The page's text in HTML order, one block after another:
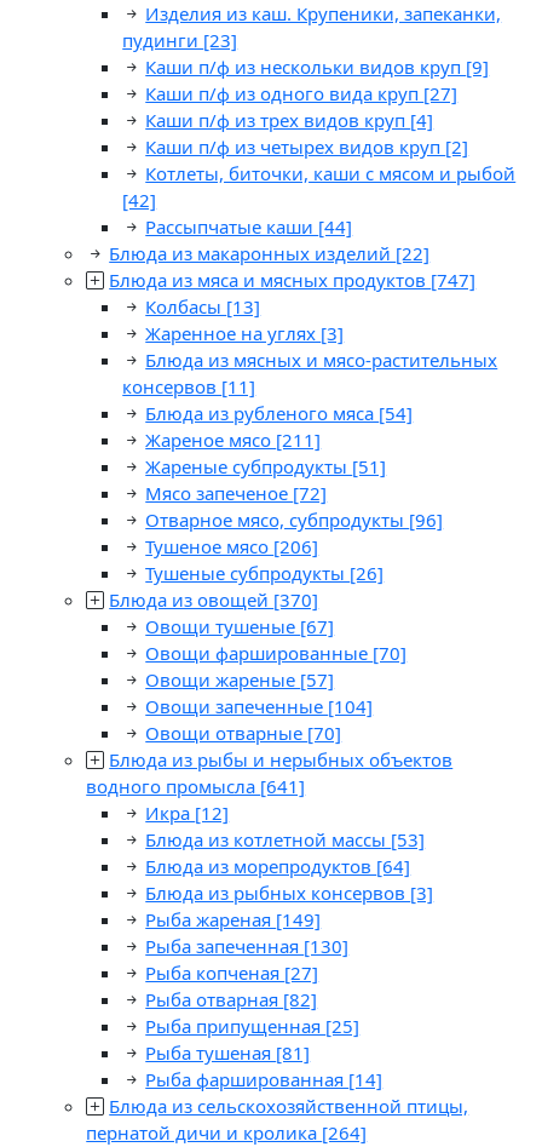
Изделия из каш. Крупеники, запеканки,
пудинги [23]
Каши п/ф из нескольки видов круп [9]
Каши п/ф из одного вида круп [27]
Каши п/ф из трех видов круп [4]
Каши п/ф из четырех видов круп [2]
Котлеты, биточки, каши с мясом и рыбой
[42]
Рассыпчатые каши [44]
Блюда из макаронных изделий [22]
Блюда из мяса и мясных продуктов [747]
Колбасы [13]
Жаренное на углях [3]
Блюда из мясных и мясо-растительных
консервов [11]
Блюда из рубленого мяса [54]
Жареное мясо [211]
Жареные субпродукты [51]
Мясо запеченое [72]
Отварное мясо, субпродукты [96]
Тушеное мясо [206]
Тушеные субпродукты [26]
Блюда из овощей [370]
Овощи тушеные [67]
Овощи фаршированные [70]
Овощи жареные [57]
Овощи запеченные [104]
Овощи отварные [70]
Блюда из рыбы и нерыбных объектов
водного промысла [641]
Икра [12]
Блюда из котлетной массы [53]
Блюда из морепродуктов [64]
Блюда из рыбных консервов [3]
Рыба жареная [149]
Рыба запеченная [130]
Рыба копченая [27]
Рыба отварная [82]
Рыба припущенная [25]
Рыба тушеная [81]
Рыба фаршированная [14]
Блюда из сельскохозяйственной птицы,
пернатой дичи и кролика [264]